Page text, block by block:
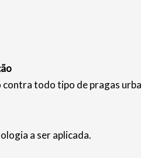
todo tipo de pragas
a ser aplicada.